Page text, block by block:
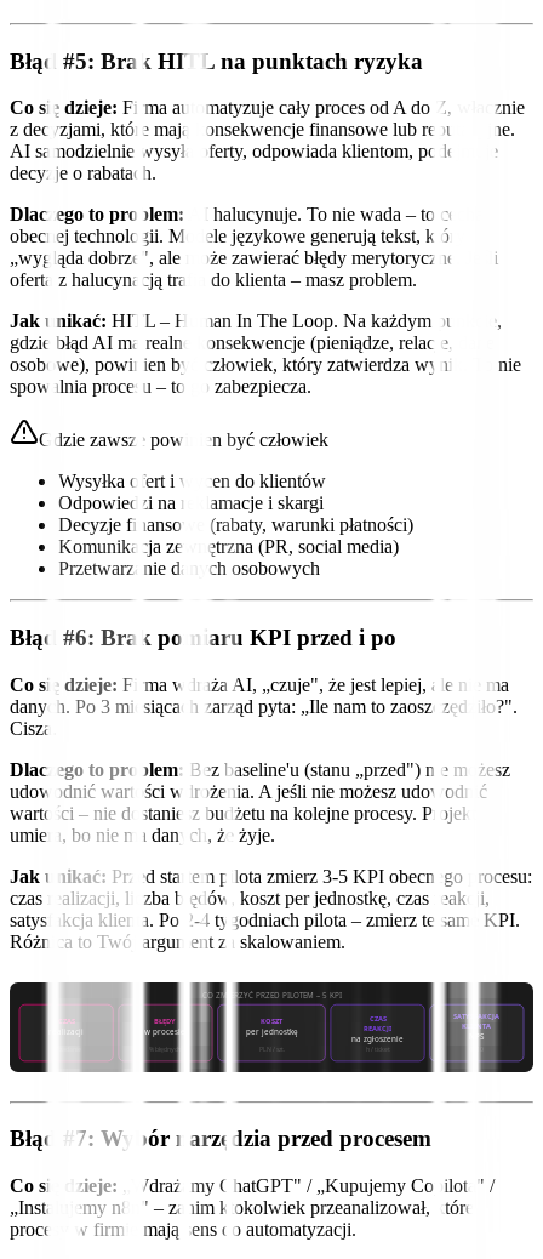
Błąd #5: Brak HITL na punktach ryzyka
Co się dzieje: Firma automatyzuje cały proces od A do Z, włącznie
z decyzjami, które mają konsekwencje finansowe lub reputacyjne.
AI samodzielnie wysyła oferty, odpowiada klientom, podejmuje
decyzje o rabatach.
Dlaczego to problem: AI halucynuje. To nie wada – to cecha
obecnej technologii. Modele językowe generują tekst, który
„wygląda dobrze", ale może zawierać błędy merytoryczne. Jeśli
oferta z halucynacją trafia do klienta – masz problem.
Jak unikać: HITL – Human In The Loop. Na każdym punkcie,
gdzie błąd AI ma realne konsekwencje (pieniądze, relacje, dane
osobowe), powinien być człowiek, który zatwierdza wynik. To nie
spowalnia procesu – to go zabezpiecza.
Gdzie zawsze powinien być człowiek
Wysyłka ofert i wycen do klientów
Odpowiedzi na reklamacje i skargi
Decyzje finansowe (rabaty, warunki płatności)
Komunikacja zewnętrzna (PR, social media)
Przetwarzanie danych osobowych
Błąd #6: Brak pomiaru KPI przed i po
Co się dzieje: Firma wdraża AI, „czuje", że jest lepiej, ale nie ma
danych. Po 3 miesiącach zarząd pyta: „Ile nam to zaoszczędziło?".
Cisza.
Dlaczego to problem: Bez baseline'u (stanu „przed") nie możesz
udowodnić wartości wdrożenia. A jeśli nie możesz udowodnić
wartości – nie dostaniesz budżetu na kolejne procesy. Projekt
umiera, bo nie ma danych, że żyje.
Jak unikać: Przed startem pilota zmierz 3-5 KPI obecnego procesu:
czas realizacji, liczba błędów, koszt per jednostkę, czas reakcji,
satysfakcja klienta. Po 2-4 tygodniach pilota – zmierz te same KPI.
Różnica to Twój argument za skalowaniem.
CO ZMIERZYĆ PRZED PILOTEM – 5 KPI
CZAS
realizacji
BŁĘDY
w procesie
% błędnych
KOSZT
per jednostkę
PLN / szt.
CZAS
REAKCJI
na zgłoszenie
h / ticket
SATYSFAKCJA
KLIENTA
NPS
Błąd #7: Wybór narzędzia przed procesem
Co się dzieje: „Wdrażamy ChatGPT" / „Kupujemy Copilota" /
„Instalujemy n8n" – zanim ktokolwiek przeanalizował, które
procesy w firmie mają sens do automatyzacji.